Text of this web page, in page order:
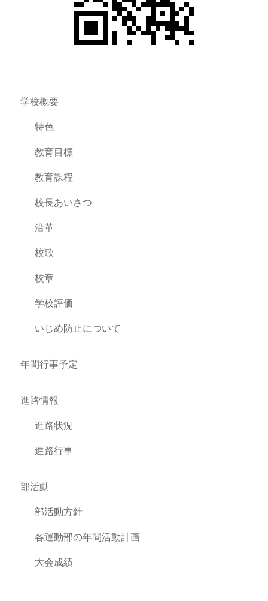
学校概要
特色
教育目標
教育課程
校長あいさつ
沿革
校歌
校章
学校評価
いじめ防止について
年間行事予定
進路情報
進路状況
進路行事
部活動
部活動方針
各運動部の年間活動計画
大会成績